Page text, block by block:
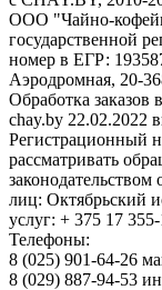
ООО "Чайно-
государственной
номер в ЕГР:
Аэродромная, 20-
Обработка заказов
chay.by 22.02.2022
Регистрационный
рассматривать
лиц: Октябрьский
услуг: + 375 17
Телефоны:
8 (025) 901-64-26
8 (029) 887-94-53